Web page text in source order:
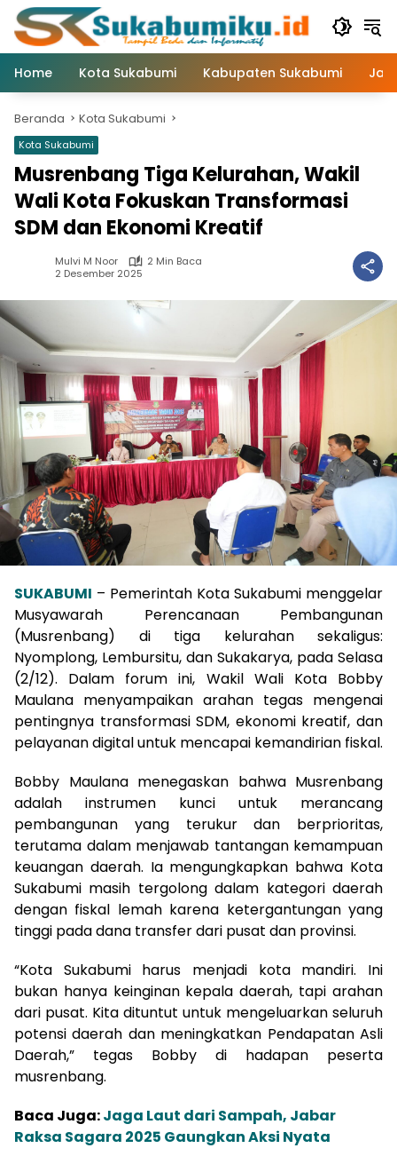
Langsung
konten
Home
Kota Sukabumi Kabupaten Sukabumi
Beranda Kota Sukabumi
Kota Sukabumi
Musrenbang Tiga Kelurahan, Wakil
Wali Kota Fokuskan Transformasi
SDM dan Ekonomi Kreatif
Mulvi M Noor
2 Min Baca
2 Desember 2025
SUKABUMI – Pemerintah Kota Sukabumi menggelar
Musyawarah Perencanaan Pembangunan
(Musrenbang) di tiga kelurahan sekaligus:
Nyomplong, Lembursitu, dan Sukakarya, pada Selasa
(2/12). Dalam forum ini, Wakil Wali Kota Bobby
Maulana menyampaikan arahan tegas mengenai
pentingnya transformasi SDM, ekonomi kreatif, dan
pelayanan digital untuk mencapai kemandirian fiskal.
Bobby Maulana menegaskan bahwa Musrenbang
adalah instrumen kunci untuk merancang
pembangunan yang terukur dan berprioritas,
terutama dalam menjawab tantangan kemampuan
keuangan daerah. Ia mengungkapkan bahwa Kota
Sukabumi masih tergolong dalam kategori daerah
dengan fiskal lemah karena ketergantungan yang
tinggi pada dana transfer dari pusat dan provinsi.
“Kota Sukabumi harus menjadi kota mandiri. Ini
bukan hanya keinginan kepala daerah, tapi arahan
dari pusat. Kita dituntut untuk mengeluarkan seluruh
potensi daerah dan meningkatkan Pendapatan Asli
Daerah,” tegas Bobby di hadapan peserta
musrenbang.
Baca Juga:Jaga Laut dari Sampah, Jabar
Raksa Sagara 2025 Gaungkan Aksi Nyata